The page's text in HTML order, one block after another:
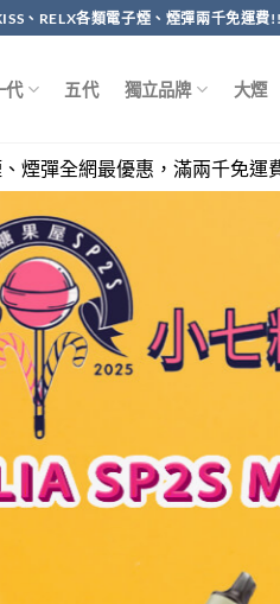
、RELX各類電子煙、煙彈兩千免運
代 五代 獨立品牌 大煙
，滿兩千免運費!!! 週一至週六